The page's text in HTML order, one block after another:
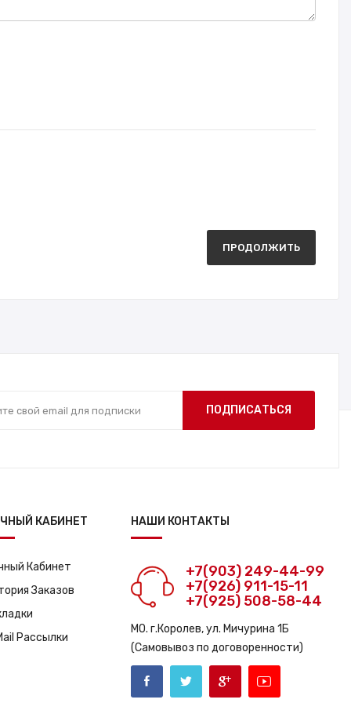
ПРОДОЛЖИТЬ
ПОДПИСАТЬСЯ
КАБИНЕТ
Кабинет
Заказов
Рассылки
НАШИ КОНТАКТЫ
+7(903) 249-44-99
+7(926) 911-15-11
+7(925) 508-58-44
МО. г.Королев, ул. Мичурина 1Б
(Самовывоз по договоренности)